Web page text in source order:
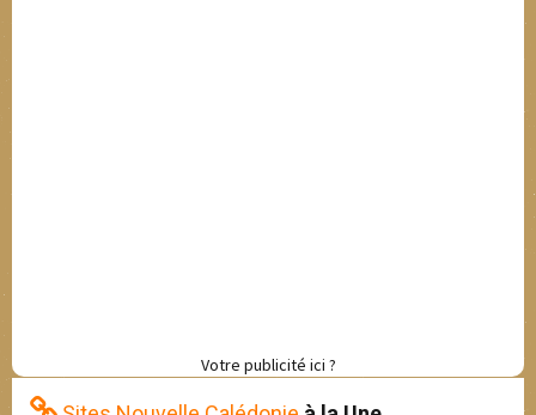
Votre publicité ici ?